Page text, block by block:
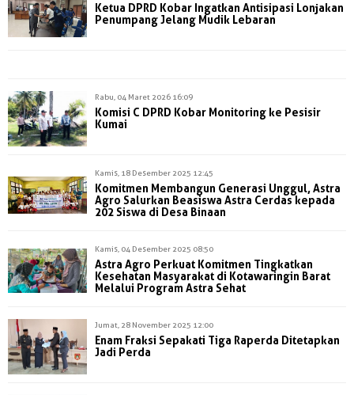
Ketua DPRD Kobar Ingatkan Antisipasi Lonjakan
Penumpang Jelang Mudik Lebaran
Rabu, 04 Maret 2026 16:09
Komisi C DPRD Kobar Monitoring ke Pesisir
Kumai
Kamis, 18 Desember 2025 12:45
Komitmen Membangun Generasi Unggul, Astra
Agro Salurkan Beasiswa Astra Cerdas kepada
202 Siswa di Desa Binaan
Kamis, 04 Desember 2025 08:50
Astra Agro Perkuat Komitmen Tingkatkan
Kesehatan Masyarakat di Kotawaringin Barat
Melalui Program Astra Sehat
Jumat, 28 November 2025 12:00
Enam Fraksi Sepakati Tiga Raperda Ditetapkan
Jadi Perda